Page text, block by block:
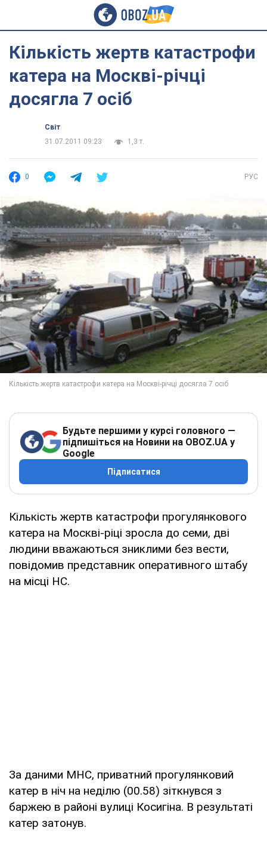
Кількість жертв катастрофи
катера на Москві-річці
досягла 7 осіб
Світ
31.07.2011 09:23
1,3 т.
0 РУС
Будьте першими у курсі головного —
підпишіться на Новини на OBOZ.UA у
Google
Підписатися
Кількість жертв катастрофи прогулянкового
катера на Москві-ріці зросла до семи, дві
людини вважаються зниклими без вести,
повідомив представник оперативного штабу
на місці НС.
За даними МНС, приватний прогулянковий
катер в ніч на неділю (00.58) зіткнувся з
баржею в районі вулиці Косигіна. В результаті
катер затонув.